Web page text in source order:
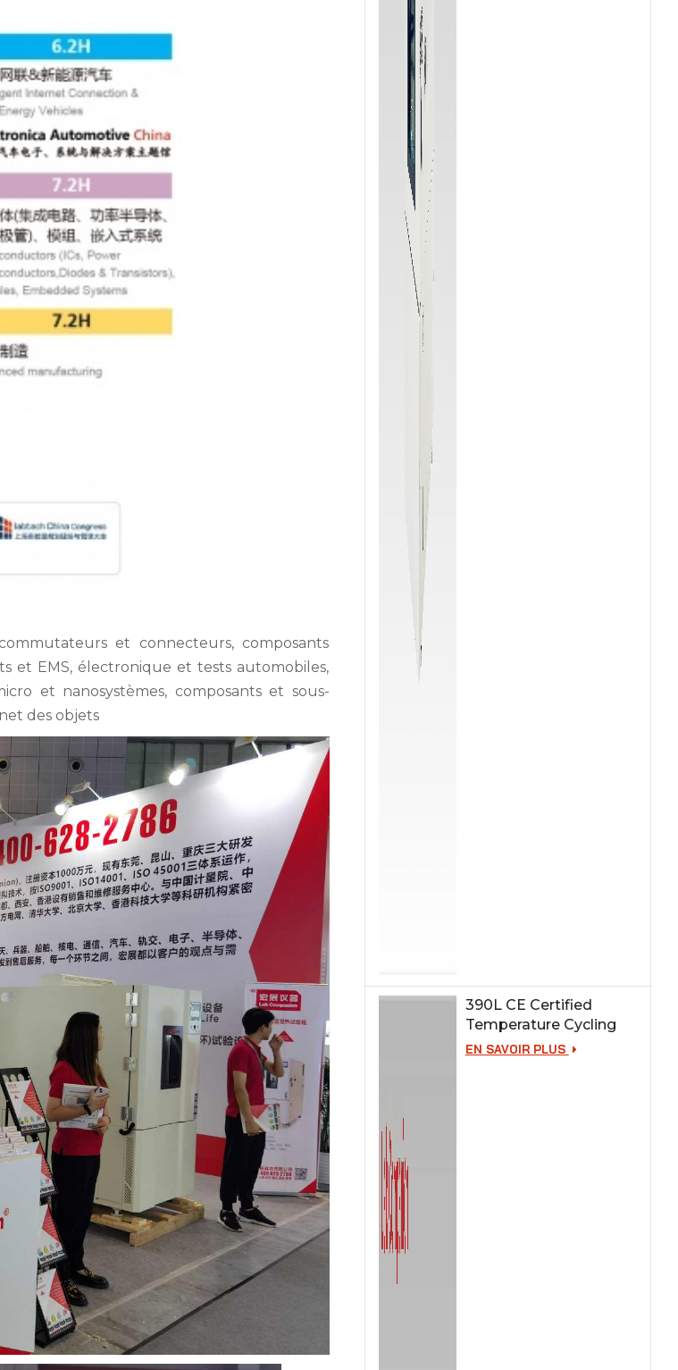
390L CE Certified
Temperature Cycling
Test Chamber
EN SAVOIR PLUS
et connecteurs, composants
et EMS, électronique et tests automobiles,
et nanosystèmes, composants et sous-
des objets